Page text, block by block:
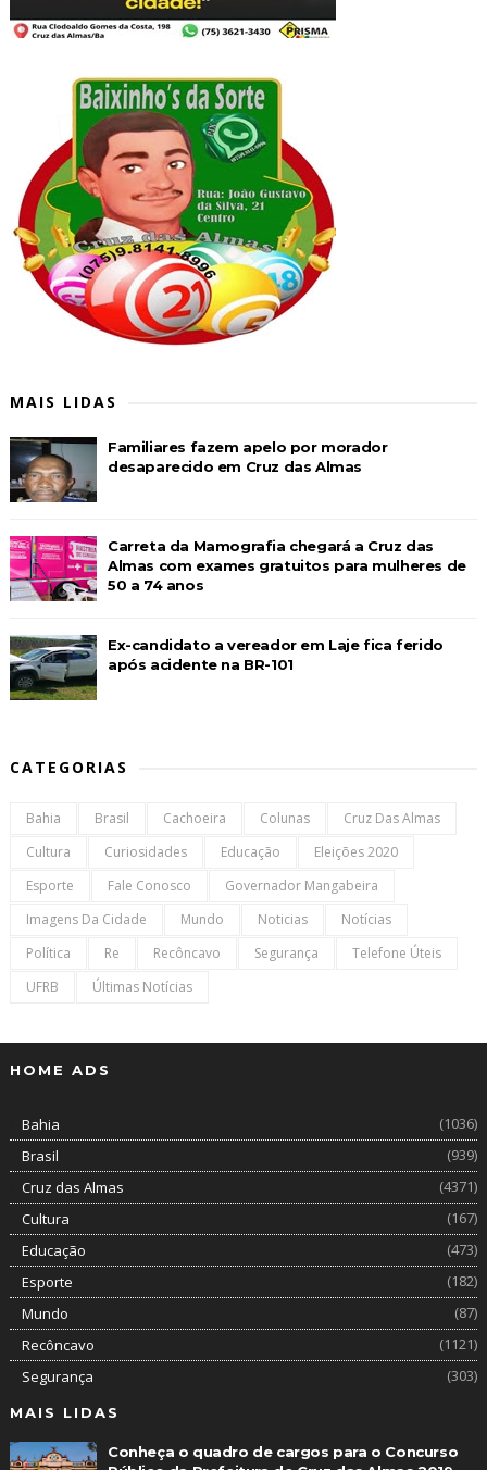
MAIS LIDAS
Familiares fazem apelo por morador
desaparecido em Cruz das Almas
Carreta da Mamografia chegará a Cruz das
Almas com exames gratuitos para mulheres de
50 a 74 anos
Ex-candidato a vereador em Laje fica ferido
após acidente na BR-101
CATEGORIAS
Bahia Brasil Cachoeira Colunas
Cruz Das Almas
Cultura
Curiosidades Educação
Eleições 2020
Esporte
Fale Conosco
Governador Mangabeira
Imagens Da Cidade
Mundo Noticias
Notícias
Política
Re Recôncavo Segurança
Telefone Úteis
UFRB
Últimas Notícias
HOME ADS
Bahia
(1036)
Brasil
(939)
Cruz das Almas
(4371)
Cultura
(167)
Educação
(473)
Esporte
(182)
Mundo
(87)
Recôncavo
(1121)
Segurança
(303)
MAIS LIDAS
Conheça o quadro de cargos para o Concurso